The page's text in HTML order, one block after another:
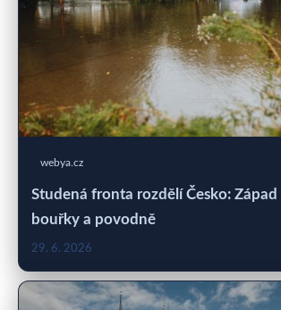
webya.cz
Studená fronta rozdělí Česko: Západ
bouřky a povodně
29. 6. 2026